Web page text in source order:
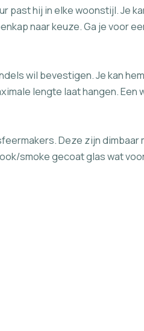
past hij in elke woonstijl. Je
naar keuze. Ga je voor
wil bevestigen. Je kan
lengte laat hangen. Een
Deze zijn dimbaar
smoke gecoat glas wat